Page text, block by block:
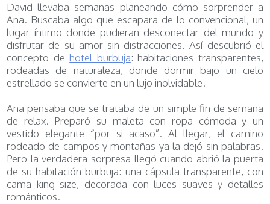
David llevaba semanas planeando cómo sorprender a
Ana. Buscaba algo que escapara de lo convencional, un
lugar íntimo donde pudieran desconectar del mundo y
disfrutar de su amor sin distracciones. Así descubrió el
concepto de hotel burbuja: habitaciones transparentes,
rodeadas de naturaleza, donde dormir bajo un cielo
estrellado se convierte en un lujo inolvidable.
Ana pensaba que se trataba de un simple fin de semana
de relax. Preparó su maleta con ropa cómoda y un
vestido elegante “por si acaso”. Al llegar, el camino
rodeado de campos y montañas ya la dejó sin palabras.
Pero la verdadera sorpresa llegó cuando abrió la puerta
de su habitación burbuja: una cápsula transparente, con
cama king size, decorada con luces suaves y detalles
románticos.